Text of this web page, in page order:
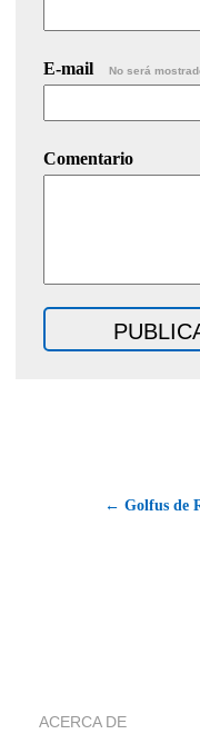
E-mail No será
Comentario
← Golfus de
ACERCA DE